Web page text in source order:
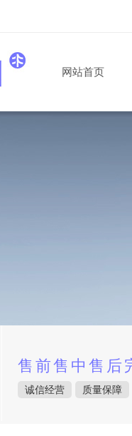
网站首页
售前售中售后
诚信经营 质量保障